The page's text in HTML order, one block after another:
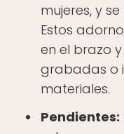
mujeres, y
Estos
en el brazo
grabadas o
materiales.
Pendientes: